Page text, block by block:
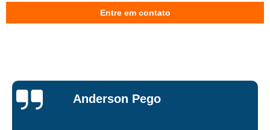
onde encontrar concretagem de piso Vila Carrão
onde encontrar concretagem de laje Raposo Tavares
concretagem de laje Ferraz de Vasconcelos
Entre em contato
Miriam Ruti